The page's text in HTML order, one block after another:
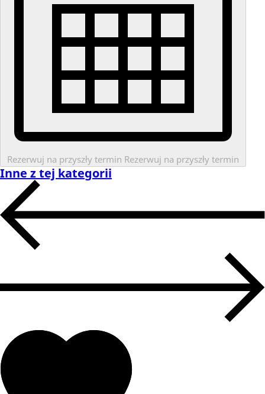
Rezerwuj na przyszły termin Rezerwuj na przyszły termin
Inne z tej kategorii